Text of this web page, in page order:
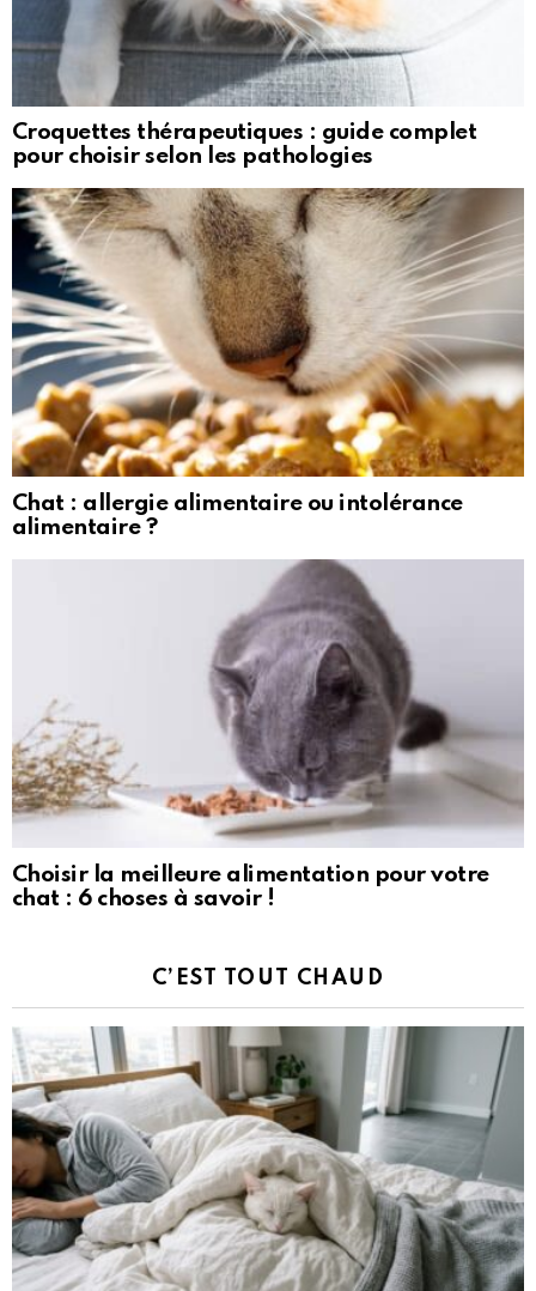
Croquettes thérapeutiques : guide complet
pour choisir selon les pathologies
Chat : allergie alimentaire ou intolérance
alimentaire ?
Choisir la meilleure alimentation pour votre
chat : 6 choses à savoir !
C’EST TOUT CHAUD